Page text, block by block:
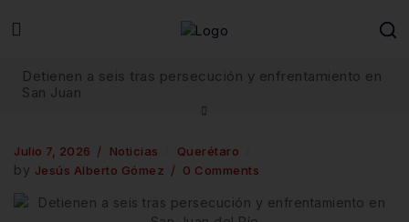
Detienen a seis tras persecución y enfrentamiento en
San Juan
Julio 7, 2026 Noticias Querétaro
by Jesús Alberto Gómez 0 Comments